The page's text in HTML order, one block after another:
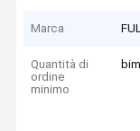
Marca
Quantità di
ordine
minimo